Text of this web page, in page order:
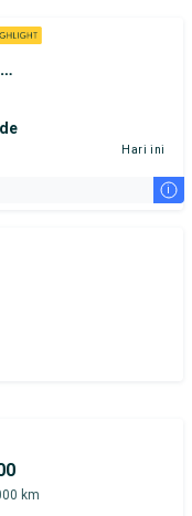
Rp 1.150.000.000
Hari ini
i
km